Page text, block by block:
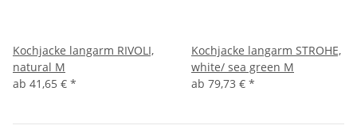
Kochjacke langarm RIVOLI,
natural M
ab 41,65 € *
Kochjacke langarm STROHE,
white/ sea green M
ab 79,73 € *